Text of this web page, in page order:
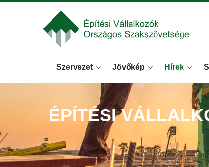
Szervezet Jövőkép Hírek
ÉPÍTÉSI